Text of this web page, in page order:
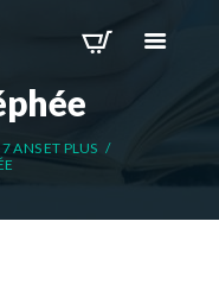
7 ANS ET PLUS